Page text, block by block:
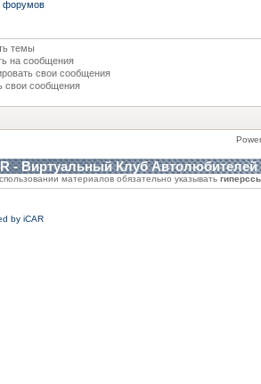
форумов
темы
на сообщения
свои сообщения
свои сообщения
- Виртуальный Клуб Автолюбителей
материалов обязательно указывать